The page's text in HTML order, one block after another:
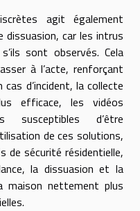
agit également
car les intrus
sont observés. Cela
à l’acte, renforçant
d’incident, la collecte
efficace, les vidéos
susceptibles d’être
de ces solutions,
de sécurité résidentielle,
la dissuasion et la
maison nettement plus